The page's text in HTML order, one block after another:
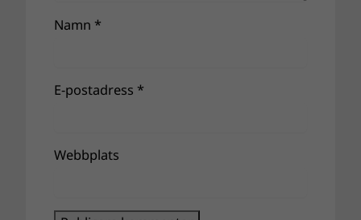
Namn *
E-postadress *
Webbplats